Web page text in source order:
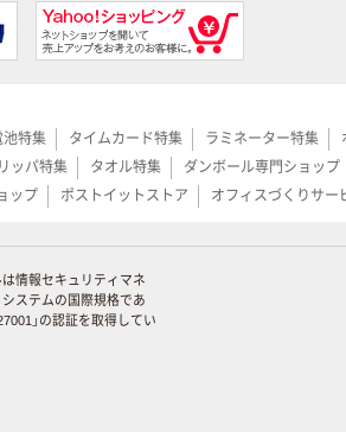
池特集 タイムカード特集 ラミネーター特集
ッパ特集 タオル特集 ダンボール専門ショップ
ップ ポストイットストア オフィスづくりサー
情報セキュリティマネ
ステムの国際規格であ
」の認証を取得してい